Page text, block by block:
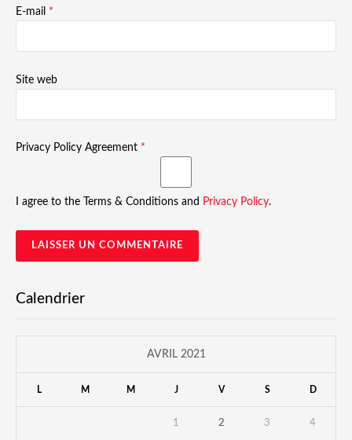
E-mail *
Site web
Privacy Policy Agreement *
I agree to the Terms & Conditions and Privacy Policy.
Calendrier
AVRIL 2021
L M M J V S D
1 2 3 4